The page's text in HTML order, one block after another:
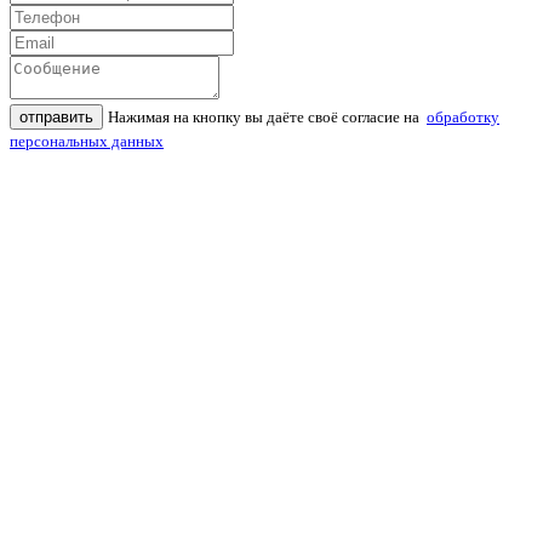
отправить Нажимая на кнопку вы даёте своё согласие на обработку
персональных данных